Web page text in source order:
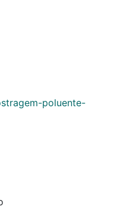
poluente-